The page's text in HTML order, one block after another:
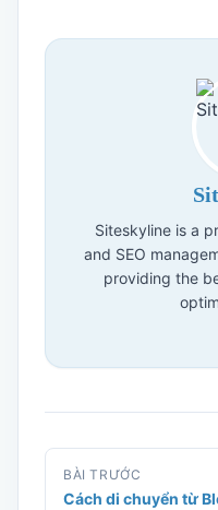
Siteskyline is a
and SEO
providing the
BÀI TRƯỚC
Cách di chuyển từ